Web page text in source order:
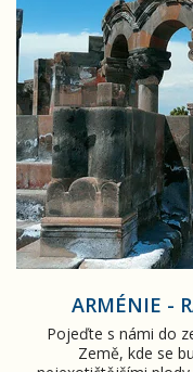
ARMÉNIE -
Pojeďte s námi do
Země, kde se